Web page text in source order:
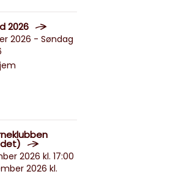
2026
2026 - Søndag
2026 kl. 17:00
2026 kl.